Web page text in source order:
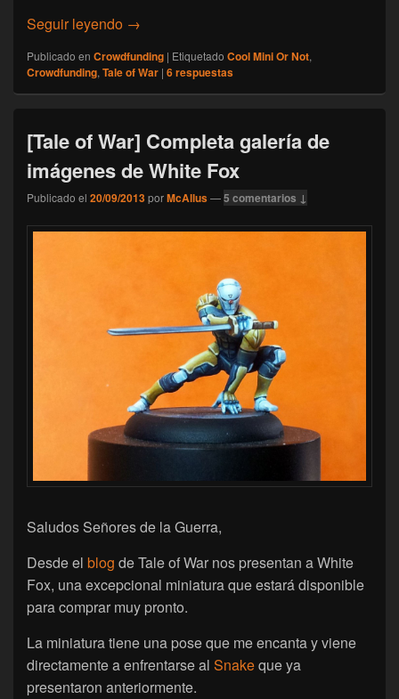
Seguir leyendo [Crowdfunding] Rum & Bones, otro éxito
→
Publicado en Crowdfunding | Etiquetado Cool Mini Or Not,
Crowdfunding, Tale of War | 6respuestas
[Tale of War] Completa galería de
imágenes de White Fox
Publicado el 20/09/2013porMcAllus—5 comentarios ↓
Saludos Señores de la Guerra,
Desde el blog de Tale of War nos presentan a White
Fox, una excepcional miniatura que estará disponible
para comprar muy pronto.
La miniatura tiene una pose que me encanta y viene
directamente a enfrentarse al Snakeque ya
presentaron anteriormente.